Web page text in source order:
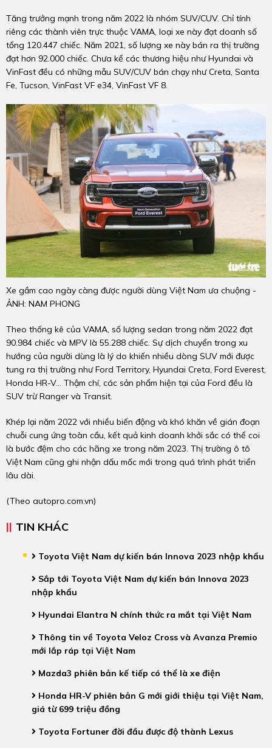
Tăng trưởng mạnh trong năm 2022 là nhóm SUV/CUV. Chỉ tính
riêng các thành viên trực thuộc VAMA, loại xe này đạt doanh số
tổng 120.447 chiếc. Năm 2021, số lượng xe này bán ra thị trường
đạt hơn 92.000 chiếc. Chưa kể các thương hiệu như Hyundai và
VinFast đều có những mẫu SUV/CUV bán chạy như Creta, Santa
Fe, Tucson, VinFast VF e34, VinFast VF 8.
Xe gầm cao ngày càng được người dùng Việt Nam ưa chuộng -
ẢNH: NAM PHONG
Theo thống kê của VAMA, số lượng sedan trong năm 2022 đạt
90.984 chiếc và MPV là 55.288 chiếc. Sự dịch chuyển trong xu
hướng của người dùng là lý do khiến nhiều dòng SUV mới được
tung ra thị trường như Ford Territory, Hyundai Creta, Ford Everest,
Honda HR-V… Thậm chí, các sản phẩm hiện tại của Ford đều là
SUV trừ Ranger và Transit.
Khép lại năm 2022 với nhiều biến động và khó khăn về gián đoạn
chuỗi cung ứng toàn cầu, kết quả kinh doanh khởi sắc có thể coi
là bước đệm cho các hãng xe trong năm 2023. Thị trường ô tô
Việt Nam cũng ghi nhận dấu mốc mới trong quá trình phát triển
lâu dài.
(Theo autopro.com.vn)
TIN KHÁC
Toyota Việt Nam dự kiến bán Innova 2023 nhập khẩu
Sắp tới Toyota Việt Nam dự kiến bán Innova 2023
nhập khẩu
Hyundai Elantra N chính thức ra mắt tại Việt Nam
Thông tin về Toyota Veloz Cross và Avanza Premio
mới lắp ráp tại Việt Nam
Mazda3 phiên bản kế tiếp có thể là xe điện
Honda HR-V phiên bản G mới giới thiệu tại Việt Nam,
giá từ 699 triệu đồng
Toyota Fortuner đời đầu được độ thành Lexus